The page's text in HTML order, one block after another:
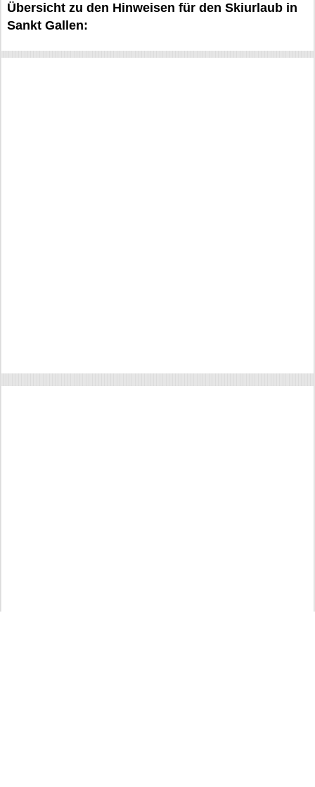
Übersicht zu den Hinweisen für den Skiurlaub in
Sankt Gallen: